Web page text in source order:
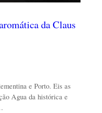
da Claus
e Porto. Eis as
Agua da histórica e